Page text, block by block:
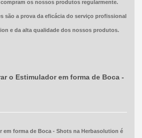
os nossos produtos regularmente.
são a prova da eficácia do serviço profissional
e da alta qualidade dos nossos produtos.
o Estimulador em forma de Boca -
em forma de Boca - Shots na Herbasolution é